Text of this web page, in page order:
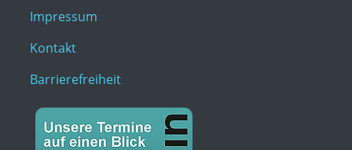
Impressum
Kontakt
Barrierefreiheit